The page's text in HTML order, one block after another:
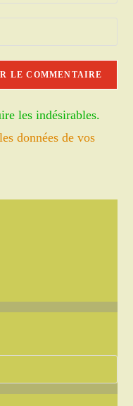
les indésirables.
données de vos